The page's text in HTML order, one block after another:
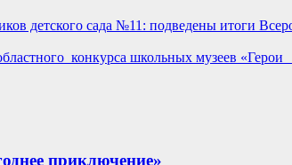
детского сада №11: подведены итоги
конкурса школьных музеев «Герои
приключение»